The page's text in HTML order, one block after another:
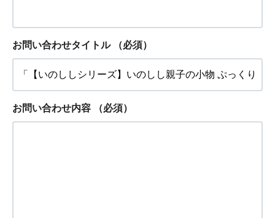
お問い合わせタイトル （必須）
お問い合わせ内容 （必須）